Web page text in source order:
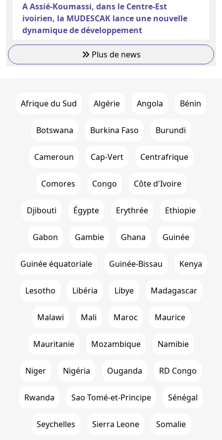
A Assié-Koumassi, dans le Centre-Est
ivoirien, la MUDESCAK lance une nouvelle
dynamique de développement
Plus de news
Afrique du Sud Algérie Angola Bénin
Botswana Burkina Faso Burundi
Cameroun Cap-Vert Centrafrique
Comores Congo Côte d'Ivoire
Djibouti Égypte Erythrée Ethiopie
Gabon Gambie Ghana Guinée
Guinée équatoriale Guinée-Bissau Kenya
Lesotho Libéria Libye Madagascar
Malawi Mali Maroc Maurice
Mauritanie Mozambique Namibie
Niger Nigéria Ouganda RD Congo
Rwanda Sao Tomé-et-Principe Sénégal
Seychelles Sierra Leone Somalie